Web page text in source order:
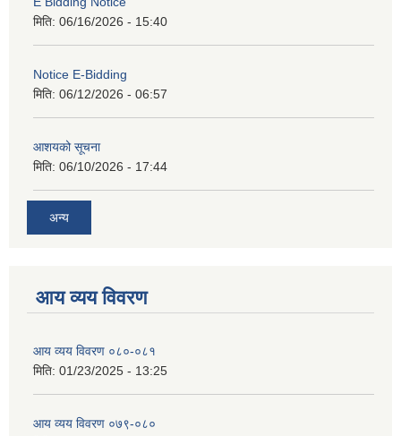
मिति: 06/16/2026 - 15:40
Notice E-Bidding
मिति: 06/12/2026 - 06:57
आशयको सूचना
मिति: 06/10/2026 - 17:44
अन्य
आय व्यय विवरण
आय व्यय विवरण ०८०-०८१
मिति: 01/23/2025 - 13:25
आय व्यय विवरण ०७९-०८०